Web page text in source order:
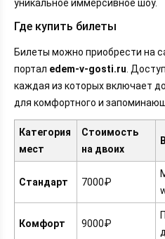
уникальное иммерсивное шоу.
Где купить билеты
Билеты можно приобрести на
портал edem-v-gosti.ru .
каждая из которых включает
для комфортного и
Категория
мест
Стоимость
на двоих
Стандарт 7000₽
Комфорт 9000₽